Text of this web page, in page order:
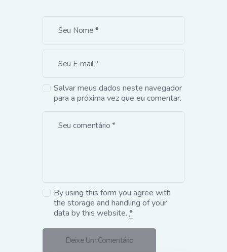
Salvar meus dados neste navegador
para a próxima vez que eu comentar.
By using this form you agree with
the storage and handling of your
data by this website.*